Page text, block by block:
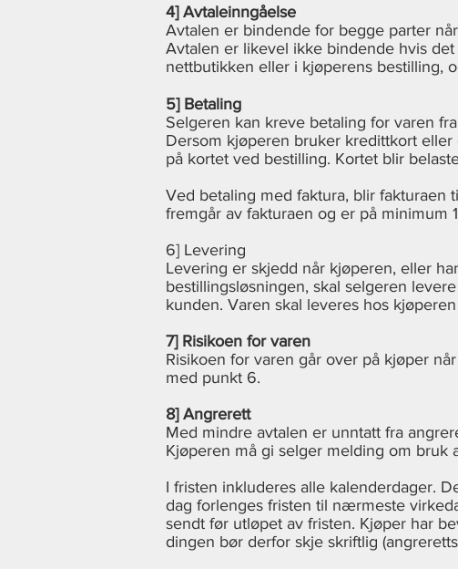
4] Avtaleinngåelse
Avtalen er bindende for begge parter
Avtalen er likevel ikke bindende hvis
nettbutikken eller i kjøperens bestilling,
5] Betaling
Selgeren kan kreve betaling for varen
Dersom kjøperen bruker kredittkort
på kortet ved bestilling. Kortet blir
Ved betaling med faktura, blir fakturaen
fremgår av fakturaen og er på minimum
6] Levering
Levering er skjedd når kjøperen, eller
bestillingsløsningen, skal selgeren
kunden. Varen skal leveres hos
7] Risikoen for varen
Risikoen for varen går over på kjøper
med punkt 6.
8] Angrerett
Med mindre avtalen er unntatt fra
Kjøperen må gi selger melding om bruk
I fristen inkluderes alle kalenderdager.
dag forlenges fristen til nærmeste
sendt før utløpet av fristen. Kjøper har
dingen bør derfor skje skriftlig